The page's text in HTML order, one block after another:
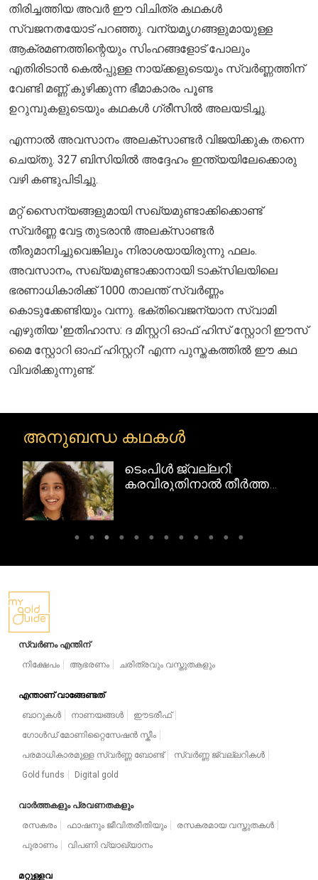
തിരിച്ചത്തിയ അവർ ഈ വിചിത്ര കഥകൾ
സ്വജനതയോട് പറഞ്ഞു. വന്യമൃഗങ്ങളുമായുള്ള
ആക്രമണത്തിന്റെയും സിംഹങ്ങളോട് പോലും
എതിരിടാൻ കെൽപ്പുള്ള നായ്ക്കളുടെയും സ്വർണ്ണത്തിന്
വേണ്ടി മണ്ണ് കുഴിക്കുന്ന ഭീമാകാരം പൂണ്ട
ഉറുമ്പുകളുടെയും കഥകൾ ഗ്രീസിൽ അലയടിച്ചു.
എന്നാൽ അവസാനം അലക്സാണ്ടർ വിജയിക്കുക തന്നെ
ചെയ്തു. 327 ബിസിയിൽ അദ്ദേഹം ഇന്ത്യയിലേക്കൊരു
വഴി കണ്ടുപിടിച്ചു.
മറ്റ് സൈന്യങ്ങളുമായി സഖ്യമുണ്ടാക്കിക്കൊണ്ട്
സ്വർണ്ണ വേട്ട തുടരാൻ അലക്സാണ്ടർ
തീരുമാനിച്ചുവെങ്കിലും നിരാശയായിരുന്നു ഫലം.
അവസാനം, സഖ്യമുണ്ടാക്കാനായി ടാക്സിലയിലെ
ഭരണാധികാരിക്ക് 1000 താലന്ത് സ്വർണ്ണം
കൊടുക്കേണ്ടിയും വന്നു. ഭക്തിവെജന്യാന സ്വാമി
എഴുതിയ 'ഇതിഹാസ: ദ മിസ്റ്ററി ഓഫ് ഹിസ് സ്റ്റോറി ഈസ്
മൈ സ്റ്റോറി ഓഫ് ഹിസ്റ്ററി' എന്ന പുസ്തകത്തിൽ ഈ കഥ
വിവരിക്കുന്നുണ്ട്.
അനുബന്ധ കഥകൾ
ടെംപിൾ ജ്വല്ലറി:
കരവിരുതിനാൽ തീർത്ത
സ്വർണം എന്തിന്
നിക്ഷേപം
ആഭരണം ചരിത്രവും വസ്തുതകളും
എന്താണ് വാങ്ങേണ്ടത്
ബാറുകൾ
നാണയങ്ങൾ
ഈടരീഫ്
ഗോൾഡ് മോണിറ്റൈസേഷൻ സ്കീം
പരമാധികാരമുള്ള സ്വർണ്ണ ബോണ്ട്
സ്വർണ്ണ ജ്വല്ലറികൾ
Gold funds
Digital gold
വാർത്തകളും പ്രവണതകളും
രസകരം
ഫാഷനും ജീവിതരീതിയും
രസകരമായ വസ്തുതകൾ
പുരാണം
വിപണി വ്യാഖ്യാനം
മറ്റുള്ളവ